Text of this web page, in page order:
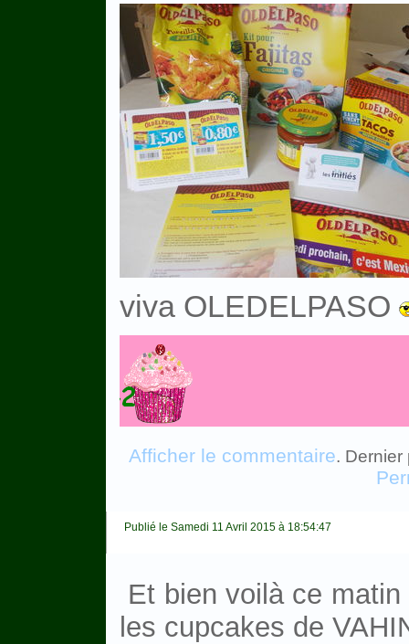
viva OLEDELPASO
Afficher le commentaire. Dernier
Publié le Samedi 11 Avril 2015 à 18:54:47
Et bien voilà ce
les cupcakes de